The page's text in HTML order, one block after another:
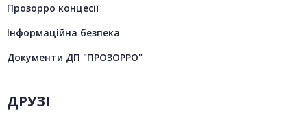
Прозорро концесії
Інформаційна безпека
Документи ДП "ПРОЗОРРО"
ДРУЗІ